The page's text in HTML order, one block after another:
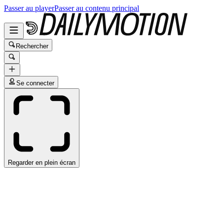
Passer au playerPasser au contenu principal
Rechercher
Se connecter
Regarder en plein écran